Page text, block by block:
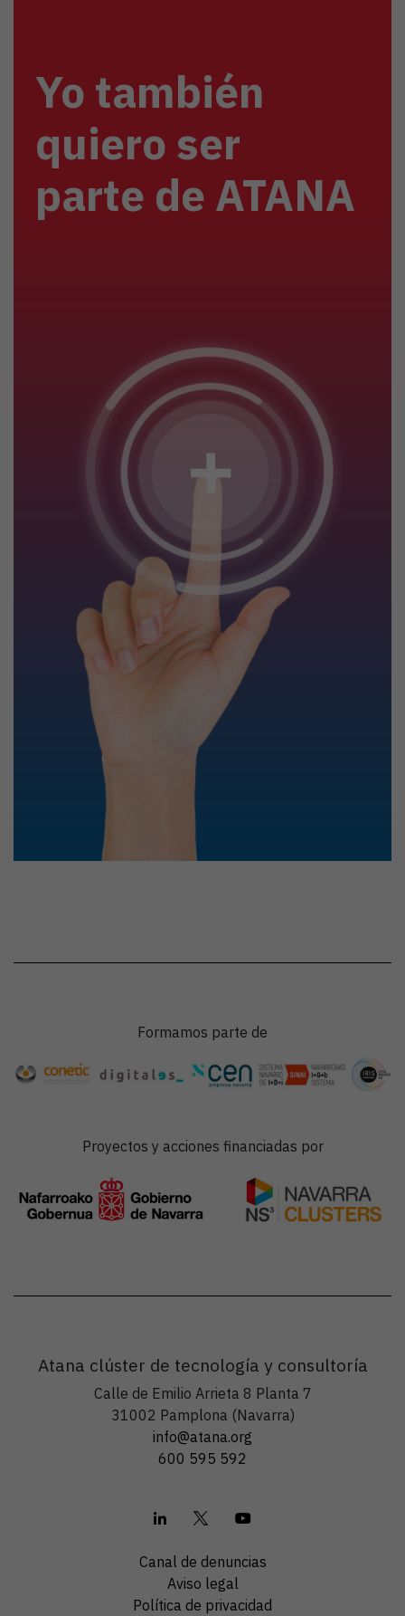
Yo también
quiero ser
parte de ATANA
Formamos parte de
Proyectos y acciones financiadas por
Atana clúster de tecnología y consultoría
Calle de Emilio Arrieta 8 Planta 7
31002 Pamplona (Navarra)
info@atana.org
600 595 592
Canal de denuncias
Aviso legal
Política de privacidad